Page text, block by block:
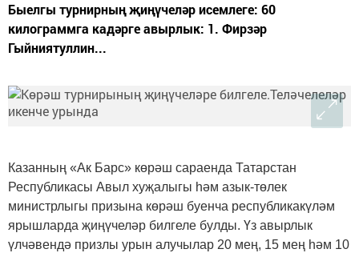
Быелгы турнирның җиңүчеләр исемлеге: 60
килограммга кадәрге авырлык: 1. Фирзәр
Гыйниятуллин...
Казанның «Ак Барс» көрәш сараенда Татарстан
Республикасы Авыл хуҗалыгы һәм азык-төлек
министрлыгы призына көрәш буенча республикакүләм
ярышларда җиңүчеләр билгеле булды. Үз авырлык
үлчәвендә призлы урын алучылар 20 мең, 15 мең һәм 10